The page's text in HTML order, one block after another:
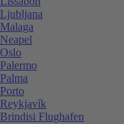
Ljubljana
Malaga
Neapel
Oslo
Palermo
Palma
Porto
Reykjavík
Brindisi Flughafen